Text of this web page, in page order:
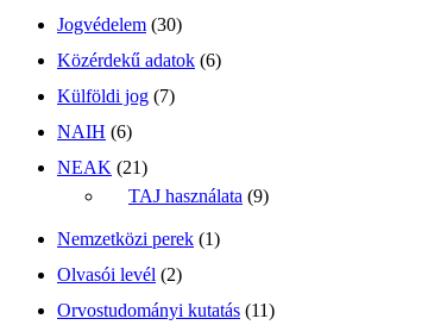
Jogvédelem (30)
Közérdekű adatok (6)
Külföldi jog (7)
NAIH (6)
NEAK (21)
TAJ használata (9)
Nemzetközi perek (1)
Olvasói levél (2)
Orvostudományi kutatás (11)